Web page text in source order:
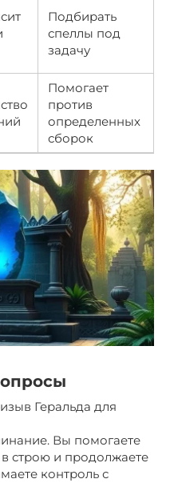
Подбирать
спеллы под
задачу
Помогает
против
определенных
сборок
Геральда для
Вы помогаете
в строю и продолжаете
контроль с